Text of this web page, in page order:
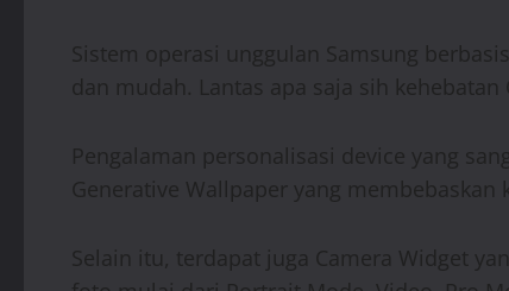
Sistem operasi unggulan Samsung
dan mudah. Lantas apa saja sih
Pengalaman personalisasi device yang
Generative Wallpaper yang
Selain itu, terdapat juga Camera Widget